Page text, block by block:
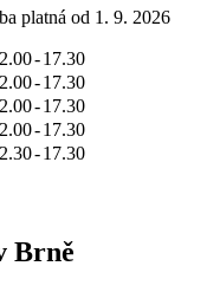
platná od 1. 9. 2026
-17.30
-17.30
-17.30
-17.30
-17.30
Brně